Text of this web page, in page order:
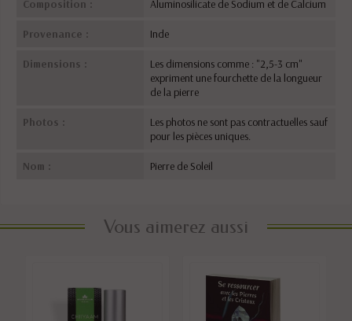
Composition : Aluminosilicate de Sodium et de Calcium
Provenance : Inde
Dimensions :
Les dimensions comme : "2,5-3 cm"
expriment une fourchette de la longueur
de la pierre
Photos :
Les photos ne sont pas contractuelles sauf
pour les pièces uniques.
Nom : Pierre de Soleil
Vous aimerez aussi